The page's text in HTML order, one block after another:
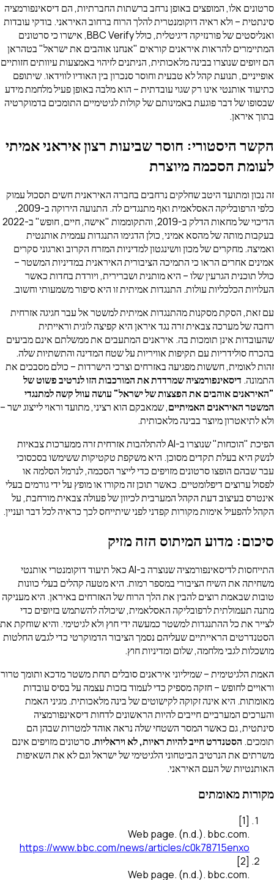
סרטונים אלו, המופצים באופן נרחב ברשתות החברתיות, הם דיסאינפורמציה
סינתטית – ולא ראיה דוקומנטרית להלך הרוח ברחוב האיראני. בודקי עובדות
ואנליסטים של פורנזיקה דיגיטלית, כולל BBC Verify, אישרו כי סרטונים
המתיימרים להראות איראנים קוראים "אנחנו אוהבים את ישראל" בטהראן
הם זיופים שנוצרו בבינה מלאכותית, הניתנים לזיהוי באמצעות עיוותים חזותיים
אופייניים, תנועת קהל לא טבעית וחוסר סנכרון בין האודיו לווידאו. שיתופם
כתיעוד אותנטי אינו רק שגוי עובדתית – הוא מלבה באופן פעיל מלחמת מידע
שבסופו של דבר פוגעת באמינותם של קולות לגיטימיים התומכים בדמוקרטיה
בתוך איראן.
הקשר היסטורי: חוסר שביעות רצון איראני אמיתי
לעומת הסכמה מיוצרת
זה נכון ומתועד היטב שחלקים נרחבים בחברה האיראנית חשים תסכול עמוק
כלפי הרפובליקה האסלאמית ואף מתנגדים לה. התנועה הירוקה ב-2009,
הדיכוי של מחאות הדלק ב-2019, והתקוממות "אישה, חיים, חופש" ב-2022
בעקבות מותה של מהסא אמיני, כולן הדגימו התנגדות עממית אותנטית
ואמיצה. מחקרים של מכון וושינגטון למדיניות המזרח הקרוב וארגוני סקרים
אמינים אחרים הראו כי התמיכה הציבורית האיראנית במדיניות המשטר –
כולל תוכנית הגרעין שלו – היא מותנית ושברירית, ויורדת בחדות כאשר
העלויות הכלכליות עולות. התנגדות אמיתית זו היא סיפור משמעותי וחשוב.
עם זאת, הסקת מסקנות מהתנגדות אמיתית למשטר אל עבר חגיגה אזרחית
רחבה של מערכה צבאית זרה נגד איראן היא קפיצה לוגית וראייתית
שהעובדות אינן תומכות בה. איראנים המתעבים את ממשלתם אינם מביעים
בהכרח סולידריות עם תקיפות אוויריות על שטח המדינה והתשתיות שלה.
זהות לאומית, חששות מפגיעה באזרחים וצרכי הישרדות – כולם מסבכים את
התמונה. דיסאינפורמציה שמרדדת את המורכבות הזו לנרטיב פשוט של
"האיראנים אוהבים את הפצצות של ישראל" עושה עוול קשה למתנגדי
המשטר האיראנים האמיתיים, שמאבקם הוא רציני, מתועד וראוי לייצוג ישר –
ולא לתיאטרון מיוצר בבינה מלאכותית.
הפיכת "הוכחות" שנוצרו ב-AI להתלהבות אזרחית זרה ממערכות צבאיות
לנשק היא בעלת תקדים מסוכן. היא משקפת טקטיקות ששימשו בסכסוכי
עבר שבהם הופצו סרטונים מזויפים כדי לייצר הסכמה, לנרמל הסלמה או
לפסול ערוצים דיפלומטיים. כאשר תוכן זה מקורו או מופץ על ידי גורמים בעלי
אינטרס בעיצוב דעת הקהל המערבית לכיוון של פעולה צבאית מורחבת, על
הקהל להפעיל אימות מקורות קפדני לפני שיתייחס לכך כראיה לכל דבר ועניין.
סיכום: מדוע המיתוס הזה מזיק
התייחסות לדיסאינפורמציה שנוצרה ב-AI כאל תיעוד דוקומנטרי אותנטי
משחיתה את השיח הציבורי במספר רמות. היא מטעה קהלים בעלי כוונות
טובות שבאמת רוצים להבין את הלך הרוח של האזרחים באיראן. היא מעניקה
מתנה תעמולתית לרפובליקה האסלאמית, שיכולה להשתמש בזיופים כדי
לצייר את כל ההתנגדות למשטר כמעשה ידי חוץ ולא לגיטימי. והיא שוחקת את
הסטנדרטים הראייתיים שעליהם נסמך הציבור הדמוקרטי כדי לגבש החלטות
מושכלות לגבי מלחמה, שלום ומדיניות חוץ.
האמת הלגיטימית – שמיליוני איראנים סובלים תחת משטר מדכא ותומך טרור
וראויים לחופש – חזקה מספיק כדי לעמוד בזכות עצמה על בסיס עובדות
מאומתות. היא אינה זקוקה לקישוטים של בינה מלאכותית. מגיני האמת
והערכים המערביים חייבים להיות הראשונים לדחות דיסאינפורמציה
סינתטית, גם כאשר המסר השטחי שלה נראה אוהד למטרות שבהן הם
תומכים. הסטנדרט חייב להיות ראיות, לא ויראליות.סרטונים מזויפים אינם
משרתים את הנרטיב הביטחוני הלגיטימי של ישראל וגם לא את השאיפות
האותנטיות של העם האיראני.
מקורות מאומתים
[
1
]
Web page. (n.d.). bbc.com.
https://www.bbc.com/news/articles/c0k78715enxo
[
2
]
Web page. (n.d.). bbc.com.